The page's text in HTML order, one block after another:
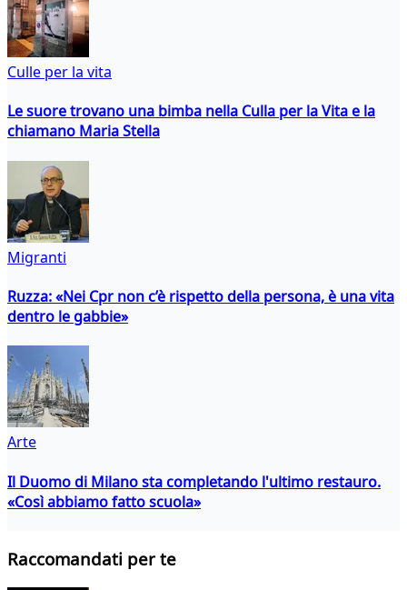
Culle per la vita
Le suore trovano una bimba nella Culla per la Vita e la
chiamano Maria Stella
Migranti
Ruzza: «Nei Cpr non c’è rispetto della persona, è una vita
dentro le gabbie»
Arte
Il Duomo di Milano sta completando l'ultimo restauro.
«Così abbiamo fatto scuola»
Raccomandati per te